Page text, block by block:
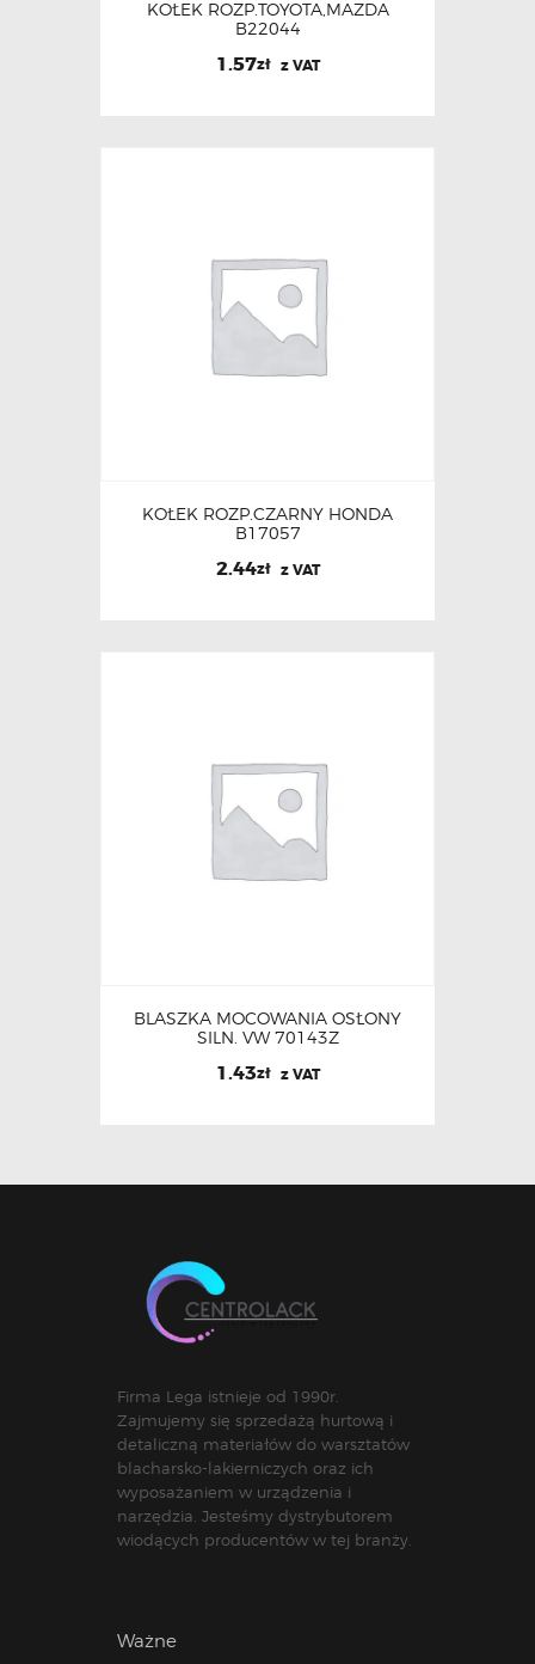
KOŁEK ROZP.TOYOTA,MAZDA
B22044
1.57zł z VAT
KOŁEK ROZP.CZARNY HONDA
B17057
2.44zł z VAT
BLASZKA MOCOWANIA OSŁONY
SILN. VW 70143Z
1.43zł z VAT
Firma Lega istnieje od 1990r.
Zajmujemy się sprzedażą hurtową i
detaliczną materiałów do warsztatów
blacharsko-lakierniczych oraz ich
wyposażaniem w urządzenia i
narzędzia. Jesteśmy dystrybutorem
wiodących producentów w tej branży.
Ważne